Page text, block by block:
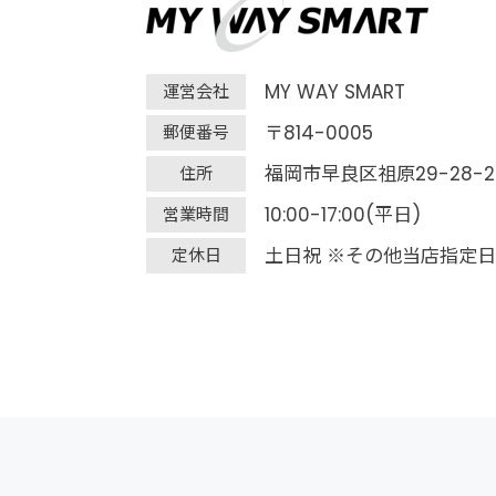
運営会社 MY WAY SMART
郵便番号 〒814-0005
住所 福岡市早良区祖原29-28-
営業時間 10:00-17:00(平日)
定休日 土日祝 ※その他当店指定日